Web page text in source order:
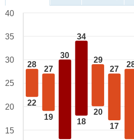
28
22
27
19
30
34
18
29
20
27
17
40
35
30
25
20
15